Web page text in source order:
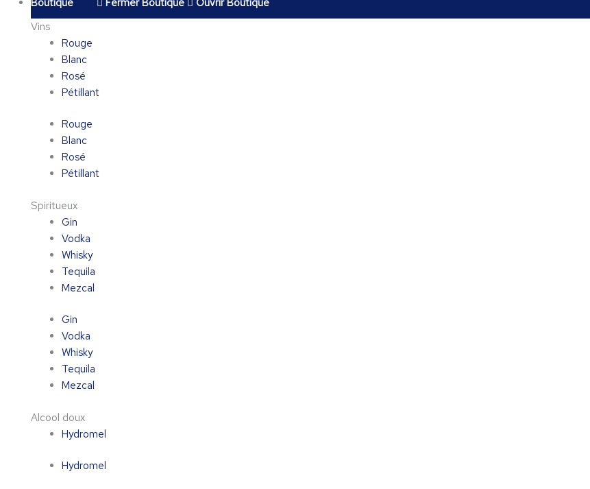
Vins
Rouge
Blanc
Rosé
Pétillant
Rouge
Blanc
Rosé
Pétillant
Spiritueux
Gin
Vodka
Whisky
Tequila
Mezcal
Gin
Vodka
Whisky
Tequila
Mezcal
Alcool doux
Hydromel
Hydromel